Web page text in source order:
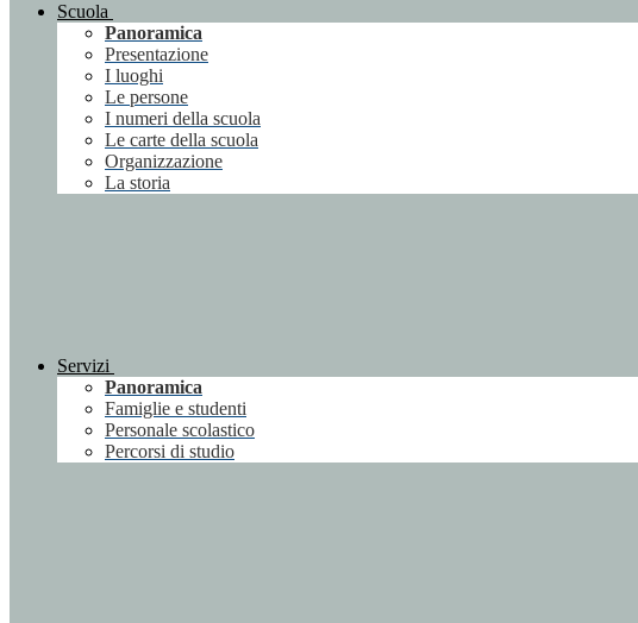
Scuola
Panoramica
Presentazione
I luoghi
Le persone
I numeri della scuola
Le carte della scuola
Organizzazione
La storia
Servizi
Panoramica
Famiglie e studenti
Personale scolastico
Percorsi di studio